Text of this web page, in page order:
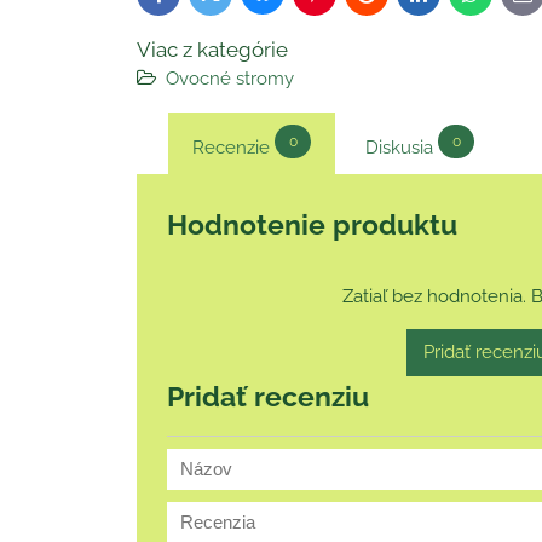
mail
Viac z kategórie
Ovocné stromy
Recenzie 0 Diskusia 0
Hodnotenie produktu
Zatiaľ bez hodnotenia.
Pridať
Pridať recenziu